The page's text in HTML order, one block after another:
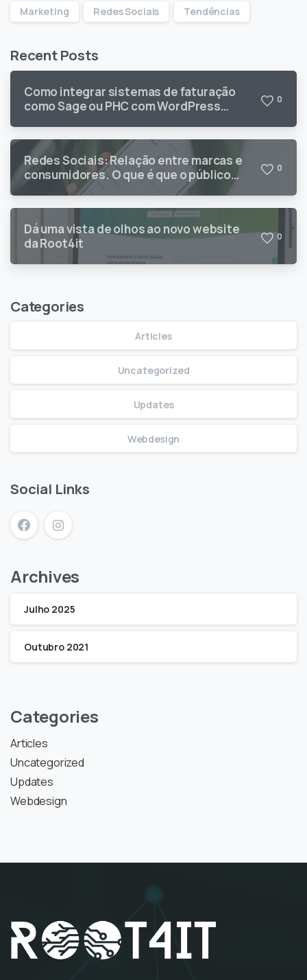
Marketing Redes Sociais Tendências
Recent Posts
Como integrar sistemas de faturação
como Sage ou PHC com WordPress
0
Redes Sociais: Relação entre marcas e
consumidores. O que é que o público
0
Dá uma vista de olhos ao novo website
da Root4it
0
Categories
Articles
Uncategorized
Updates
Webdesign
Social Links
Archives
Julho 2025
Outubro 2021
Categories
Articles
Uncategorized
Updates
Webdesign